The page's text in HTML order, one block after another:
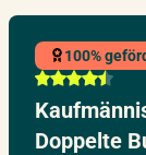
100%
Doppelte